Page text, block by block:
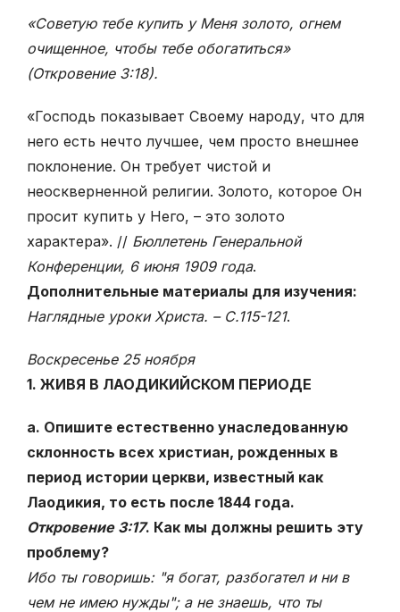
«Советую тебе купить у Меня золото, огнем
очищенное, чтобы тебе обогатиться»
(Откровение 3:18).
«Господь показывает Своему народу, что для
него есть нечто лучшее, чем просто внешнее
поклонение. Он требует чистой и
неоскверненной религии. Золото, которое Он
просит купить у Него, – это золото
характера». // Бюллетень Генеральной
Конференции, 6 июня 1909 года.
Дополнительные материалы для изучения:
Наглядные уроки Христа. – С.115-121.
Воскресенье 25 ноября
1. ЖИВЯ В ЛАОДИКИЙСКОМ ПЕРИОДЕ
а. Опишите естественно унаследованную
склонность всех христиан, рожденных в
период истории церкви, известный как
Лаодикия, то есть после 1844 года.
Откровение 3:17. Как мы должны решить эту
проблему?
Ибо ты говоришь: "я богат, разбогател и ни в
чем не имею нужды"; а не знаешь, что ты